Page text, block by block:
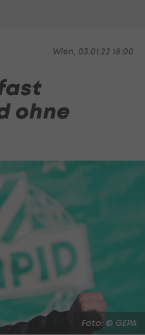
Wien, 03.01.22 18:00
ohne
Foto: © GEPA